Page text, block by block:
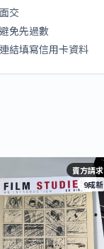
交
免先過數
結填寫信用卡資料
賣方請求
9成新